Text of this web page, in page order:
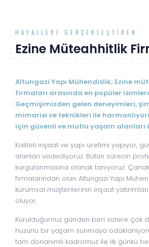
HAYALLERI GERÇEKLEŞTIREN
Ezine Müteahhitlik
Altungazi Yapı Mühendislik; Ezine
firmaları arasında en popüler
Geçmişimizden gelen deneyimleri,
mimarisi ve teknikleri ile
için güvenli ve mutlu yaşam alanları
Kaliteli inşaat ve yapı üretimi yapıyor,
alanları vadediyoruz. Bütün sürecin
kurgulanmasına olanak tanıyoruz.
firmalarından olan Altungazi Yapı
kurumsal müşterilerinin inşaat
oluyor.
Kurulduğumuz günden beri sizlere çok
huzurlu bir yaşam sunmaya
tam donanımlı kadromuz ile ilk günkü